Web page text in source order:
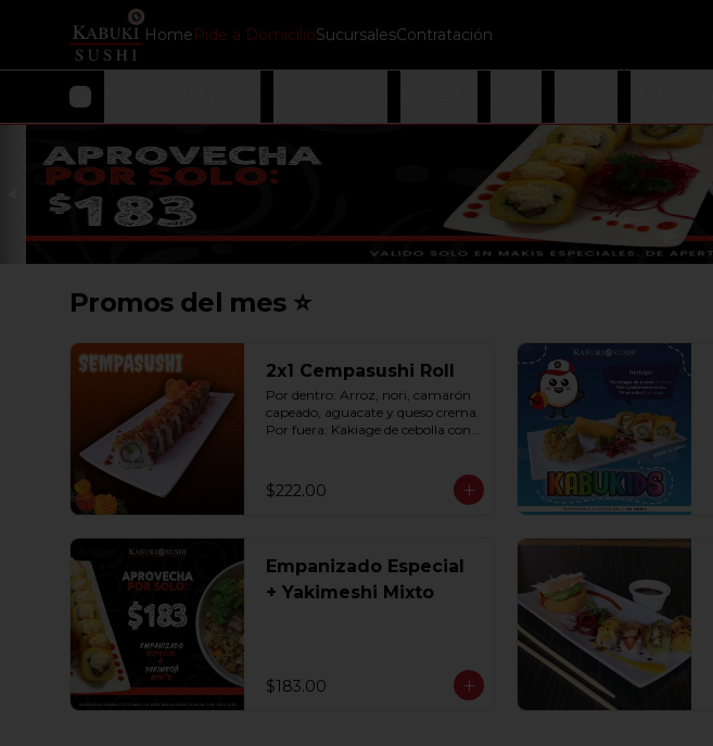
HomePide a DomicilioSucursalesContratación
Promos del mes ⭐
2x1 Cempasushi Roll
Por dentro: Arroz, nori, camarón
capeado, aguacate y queso crema.
Por fuera: Kakiage de cebolla con
$222.00
Empanizado Especial
+ Yakimeshi Mixto
$183.00